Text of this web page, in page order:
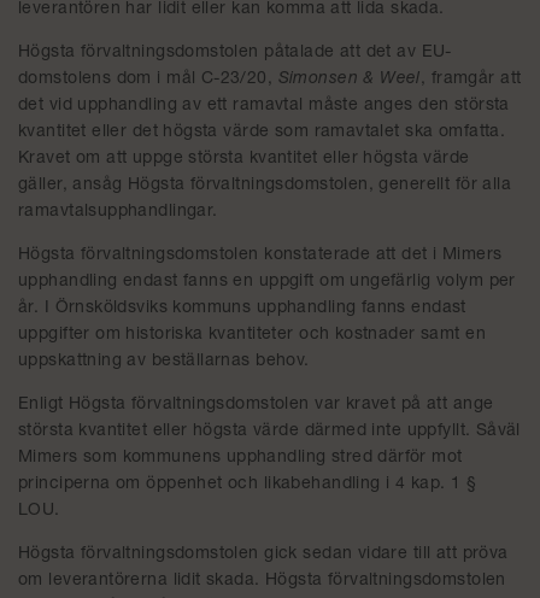
leverantören har lidit eller kan komma att lida skada.
Högsta förvaltningsdomstolen påtalade att det av EU-
domstolens dom i mål C-23/20, Simonsen & Weel, framgår att
det vid upphandling av ett ramavtal måste anges den största
kvantitet eller det högsta värde som ramavtalet ska omfatta.
Kravet om att uppge största kvantitet eller högsta värde
gäller, ansåg Högsta förvaltningsdomstolen, generellt för alla
ramavtalsupphandlingar.
Högsta förvaltningsdomstolen konstaterade att det i Mimers
upphandling endast fanns en uppgift om ungefärlig volym per
år. I Örnsköldsviks kommuns upphandling fanns endast
uppgifter om historiska kvantiteter och kostnader samt en
uppskattning av beställarnas behov.
Enligt Högsta förvaltningsdomstolen var kravet på att ange
största kvantitet eller högsta värde därmed inte uppfyllt. Såväl
Mimers som kommunens upphandling stred därför mot
principerna om öppenhet och likabehandling i 4 kap. 1 §
LOU.
Högsta förvaltningsdomstolen gick sedan vidare till att pröva
om leverantörerna lidit skada. Högsta förvaltningsdomstolen